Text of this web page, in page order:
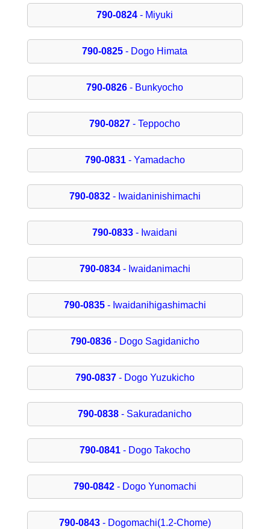
790-0824 - Miyuki
790-0825 - Dogo Himata
790-0826 - Bunkyocho
790-0827 - Teppocho
790-0831- Yamadacho
790-0832- Iwaidaninishimachi
790-0833 - Iwaidani
790-0834- Iwaidanimachi
790-0835- Iwaidanihigashimachi
790-0836- Dogo Sagidanicho
790-0837- Dogo Yuzukicho
790-0838 - Sakuradanicho
790-0841- Dogo Takocho
790-0842- Dogo Yunomachi
790-0843- Dogomachi(1.2-Chome)